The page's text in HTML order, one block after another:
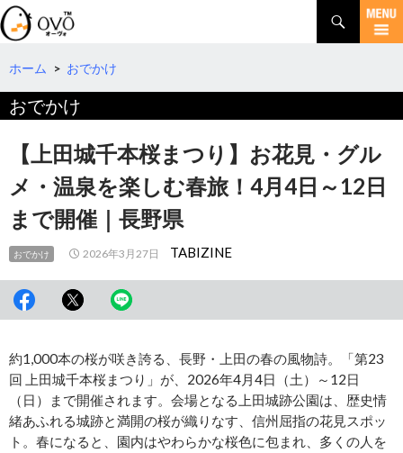
検
索
コ
テ
ツ
へ
ホーム > おでかけ
おでかけ
【上田城千本桜まつり】お花見・グル
メ・温泉を楽しむ春旅！4月4日～12日
まで開催｜長野県
おでかけ 2026年3月27日 TABIZINE
約1,000本の桜が咲き誇る、長野・上田の春の風物詩。「第23
回 上田城千本桜まつり」が、2026年4月4日（土）～12日
（日）まで開催されます。会場となる上田城跡公園は、歴史情
緒あふれる城跡と満開の桜が織りなす、信州屈指の花見スポッ
ト。春になると、園内はやわらかな桜色に包まれ、多くの人を